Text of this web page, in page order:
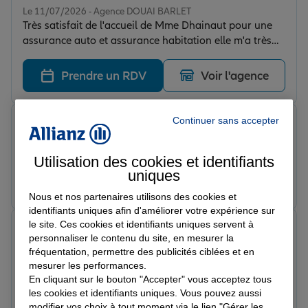
Le 11/07/2026 - Agence DOUAI BARLET
Très satisfait de l'accueil de Mme Dhainaut pour une
assurance auto et assurance habitation elle m'a très
bien expliqué et à l'écoute je recommande.
Prendre un RDV Voir l'agence
Note de 5 sur 5
Le 06/07/2026 - Agence DOUAI BARLET
Prendre un RDV
Note de 5 sur 5
Le 28/06/2026 - Agence DOUAI BARLET
Je félicite le travail de Me Dhainaut Émeline pour son
efficacité pour ma demande je suis nouveau client je
trouve que l’offre est intéressante pour jeune chauffeur
Brandon G.
Continuer sans accepter
Utilisation des cookies et identifiants
uniques
Nous et nos partenaires utilisons des cookies et
identifiants uniques afin d'améliorer votre expérience sur
le site. Ces cookies et identifiants uniques servent à
personnaliser le contenu du site, en mesurer la
fréquentation, permettre des publicités ciblées et en
mesurer les performances.
En cliquant sur le bouton "Accepter" vous acceptez tous
les cookies et identifiants uniques. Vous pouvez aussi